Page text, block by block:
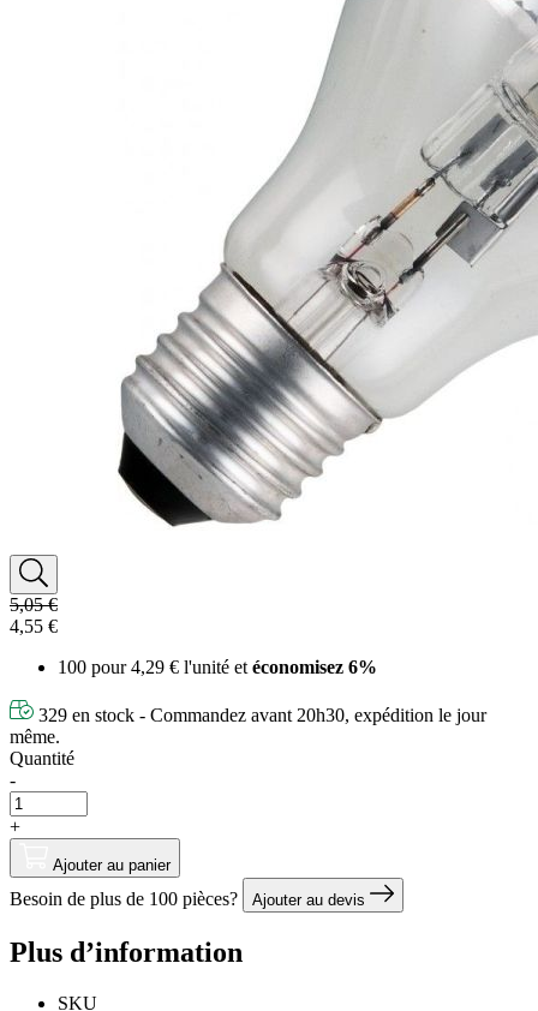
5,05 €
4,55 €
100 pour4,29 € l'unité et économisez 6%
329 en stock - Commandez avant 20h30, expédition le jour
même.
Quantité
-
+
Ajouter au panier
Besoin de plus de 100 pièces? Ajouter au devis
Plus d’information
SKU